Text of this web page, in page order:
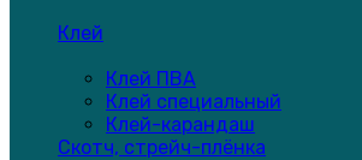
Клей
Клей ПВА
Клей специальный
Клей-карандаш
Скотч, стрейч-плёнка